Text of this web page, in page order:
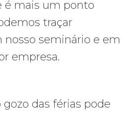
é mais um ponto
traçar
nosso seminário e em
empresa.
gozo das férias pode